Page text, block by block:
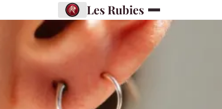
Les Rubies